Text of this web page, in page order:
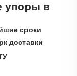
упоры в
сроки
доставки